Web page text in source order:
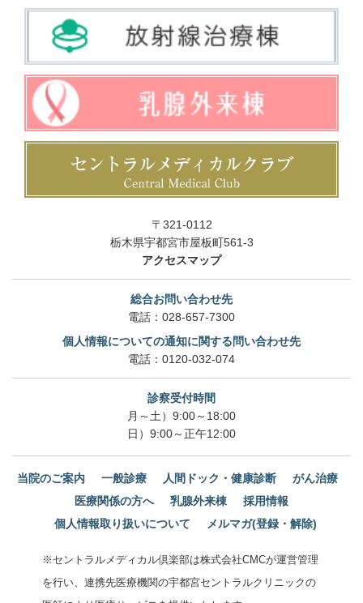
〒321-0112
栃木県宇都宮市屋板町561-3
アクセスマップ
総合お問い合わせ先
電話： 028-657-7300
個人情報についての通知に関する問い合わせ先
電話： 0120-032-074
診察受付時間
月～土）9:00～18:00
日）9:00～正午12:00
当院のご案内 一般診療 人間ドック・健康診断
がん治療
医療関係の方へ
乳腺外来棟
採用情報
個人情報取り扱いについて
メルマガ(登録・解除)
※セントラルメディカル倶楽部は株式会社CMCが運営管理
を行い、連携先医療機関の宇都宮セントラルクリニックの